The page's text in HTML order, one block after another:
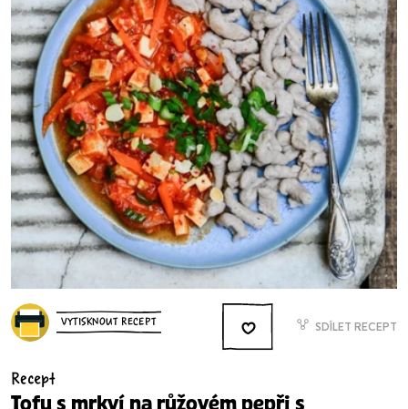
VYTISKNOUT RECEPT SDÍLET RECEPT
Recept
Tofu s mrkví na růžovém pepři s